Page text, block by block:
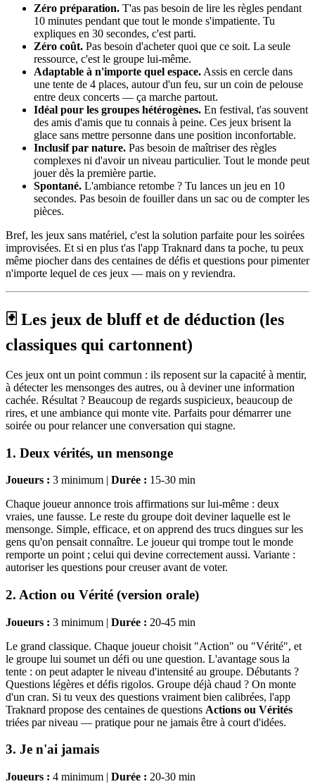
Zéro préparation. T'as pas besoin de lire les règles pendant
10 minutes pendant que tout le monde s'impatiente. Tu
expliques en 30 secondes, c'est parti.
Zéro coût. Pas besoin d'acheter quoi que ce soit. La seule
ressource, c'est le groupe lui-même.
Adaptable à n'importe quel espace. Assis en cercle dans
une tente de 4 places, autour d'un feu, sur un coin de pelouse
entre deux concerts — ça marche partout.
Idéal pour les groupes hétérogènes. En festival, t'as souvent
des amis d'amis que tu connais à peine. Ces jeux brisent la
glace sans mettre personne dans une position inconfortable.
Inclusif par nature. Pas besoin de maîtriser des règles
complexes ni d'avoir un niveau particulier. Tout le monde peut
jouer dès la première partie.
Spontané. L'ambiance retombe ? Tu lances un jeu en 10
secondes. Pas besoin de fouiller dans un sac ou de compter les
pièces.
Bref, les jeux sans matériel, c'est la solution parfaite pour les soirées
improvisées. Et si en plus t'as l'app Traknard dans ta poche, tu peux
même piocher dans des centaines de défis et questions pour pimenter
n'importe lequel de ces jeux — mais on y reviendra.
🃏 Les jeux de bluff et de déduction (les
classiques qui cartonnent)
Ces jeux ont un point commun : ils reposent sur la capacité à mentir,
à détecter les mensonges des autres, ou à deviner une information
cachée. Résultat ? Beaucoup de regards suspicieux, beaucoup de
rires, et une ambiance qui monte vite. Parfaits pour démarrer une
soirée ou pour relancer une conversation qui stagne.
1. Deux vérités, un mensonge
Joueurs : 3 minimum | Durée : 15-30 min
Chaque joueur annonce trois affirmations sur lui-même : deux
vraies, une fausse. Le reste du groupe doit deviner laquelle est le
mensonge. Simple, efficace, et on apprend des trucs dingues sur les
gens qu'on pensait connaître. Le joueur qui trompe tout le monde
remporte un point ; celui qui devine correctement aussi. Variante :
autoriser les questions pour creuser avant de voter.
2. Action ou Vérité (version orale)
Joueurs : 3 minimum | Durée : 20-45 min
Le grand classique. Chaque joueur choisit "Action" ou "Vérité", et
le groupe lui soumet un défi ou une question. L'avantage sous la
tente : on peut adapter le niveau d'intensité au groupe. Débutants ?
Questions légères et défis rigolos. Groupe déjà chaud ? On monte
d'un cran. Si tu veux des questions vraiment bien calibrées, l'app
Traknard propose des centaines de questions Actions ou Vérités
triées par niveau — pratique pour ne jamais être à court d'idées.
3. Je n'ai jamais
Joueurs : 4 minimum | Durée : 20-30 min